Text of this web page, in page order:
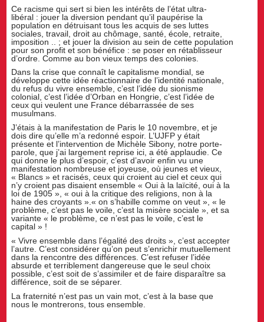
Ce racisme qui sert si bien les intérêts de l’état ultra-
libéral : jouer la diversion pendant qu’il paupérise la
population en détruisant tous les acquis de ses luttes
sociales, travail, droit au chômage, santé, école, retraite,
imposition .. ; et jouer la division au sein de cette population
pour son profit et son bénéfice : se poser en rétablisseur
d’ordre. Comme au bon vieux temps des colonies.
Dans la crise que connaît le capitalisme mondial, se
développe cette idée réactionnaire de l’identité nationale,
du refus du vivre ensemble, c’est l’idée du sionisme
colonial, c’est l’idée d’Orban en Hongrie, c’est l’idée de
ceux qui veulent une France débarrassée de ses
musulmans.
J’étais à la manifestation de Paris le 10 novembre, et je
dois dire qu’elle m’a redonné espoir. L’UJFP y était
présente et l’intervention de Michèle Sibony, notre porte-
parole, que j’ai largement reprise ici, a été applaudie. Ce
qui donne le plus d’espoir, c’est d’avoir enfin vu une
manifestation nombreuse et joyeuse, où jeunes et vieux,
« Blancs » et racisés, ceux qui croient au ciel et ceux qui
n’y croient pas disaient ensemble « Oui à la laïcité, oui à la
loi de 1905 », « oui à la critique des religions, non à la
haine des croyants ».« on s’habille comme on veut », « le
problème, c’est pas le voile, c’est la misère sociale », et sa
variante « le problème, ce n’est pas le voile, c’est le
capital » !
« Vivre ensemble dans l’égalité des droits », c’est accepter
l’autre. C’est considérer qu’on peut s’enrichir mutuellement
dans la rencontre des différences. C’est refuser l’idée
absurde et terriblement dangereuse que le seul choix
possible, c’est soit de s’assimiler et de faire disparaître sa
différence, soit de se séparer.
La fraternité n’est pas un vain mot, c’est à la base que
nous le montrerons, tous ensemble.